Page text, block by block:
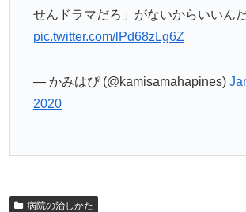
せんドラマだろ」がないからいいん
pic.twitter.com/lPd68zLg6Z
— かみはぴ (@kamisamahapines)
2020
病院の治しかた